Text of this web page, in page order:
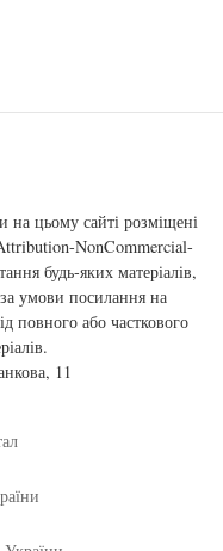
на цьому сайті розміщені
NonCommercial-
будь-яких матеріалів,
умови посилання на
повного або часткового
11